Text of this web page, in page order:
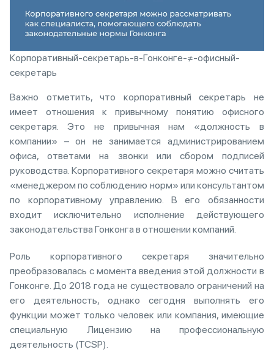
Корпоративный-секретарь-в-Гонконге-≠-офисный-
секретарь
Важно отметить, что корпоративный секретарь не
имеет отношения к привычному понятию офисного
секретаря. Это не привычная нам «должность в
компании» – он не занимается администрированием
офиса, ответами на звонки или сбором подписей
руководства. Корпоративного секретаря можно считать
«менеджером по соблюдению норм» или консультантом
по корпоративному управлению. В его обязанности
входит исключительно исполнение действующего
законодательства Гонконга в отношении компаний.
Роль корпоративного секретаря значительно
преобразовалась с момента введения этой должности в
Гонконге. До 2018 года не существовало ограничений на
его деятельность, однако сегодня выполнять его
функции может только человек или компания, имеющие
специальную Лицензию на профессиональную
деятельность (TCSP).